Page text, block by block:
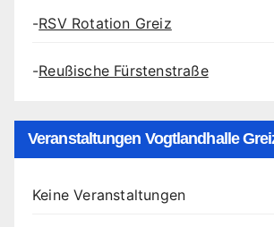
-RSV Rotation Greiz
-Reußische Fürstenstraße
Veranstaltungen Vogtlandhalle
Keine Veranstaltungen